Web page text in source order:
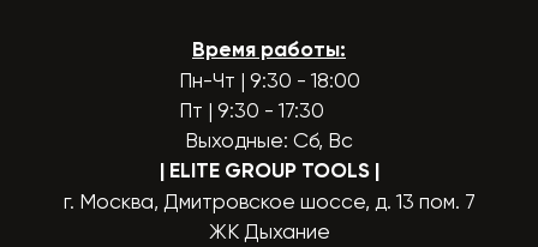
Время работы:
Пн-Чт | 9:30 - 18:00
Пт | 9:30 - 17:30
Выходные: Сб, Вс
| ELITE GROUP TOOLS |
г. Москва, Дмитровское шоссе, д. 13 пом. 7
ЖК Дыхание